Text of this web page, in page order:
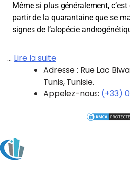
Même si plus généralement,
partir de la quarantaine que se
signes de l’alopécie
… Lire la suite
Adresse : Rue Lac
Tunis, Tunisie.
Appelez-nous: (+33)